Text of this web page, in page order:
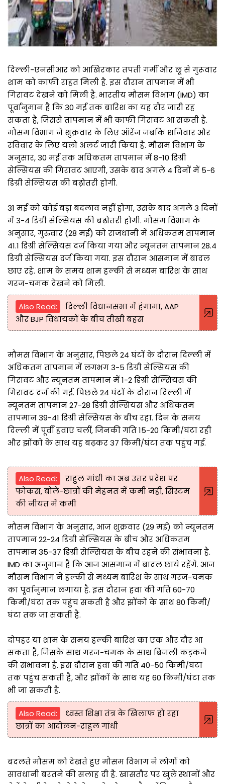
दिल्ली-एनसीआर को आखिरकार तपती गर्मी और लू से गुरूवार
शाम को काफी राहत मिली है. इस दौरान तापमान में भी
गिरावट देखने को मिली है. भारतीय मौसम विभाग (IMD) का
पूर्वानुमान है कि 30 मई तक बारिश का यह दौर जारी रह
सकता है, जिससे तापमान में भी काफी गिरावट आ सकती है.
मौसम विभाग ने शुक्रवार के लिए ऑरेंज जबकि शनिवार और
रविवार के लिए यलो अलर्ट जारी किया है. मौसम विभाग के
अनुसार, 30 मई तक अधिकतम तापमान में 8-10 डिग्री
सेल्सियस की गिरावट आएगी, उसके बाद अगले 4 दिनों में 5-6
डिग्री सेल्सियस की बढ़ोतरी होगी.
31 मई को कोई बड़ा बदलाव नहीं होगा, उसके बाद अगले 3 दिनों
में 3-4 डिग्री सेल्सियस की बढ़ोतरी होगी. मौसम विभाग के
अनुसार, गुरुवार (28 मई) को राजधानी में अधिकतम तापमान
41.1 डिग्री सेल्सियस दर्ज किया गया और न्यूनतम तापमान 28.4
डिग्री सेल्सियस दर्ज किया गया. इस दौरान आसमान में बादल
छाए रहे. शाम के समय शाम हल्की से मध्यम बारिश के साथ
गरज-चमक देखने को मिली.
Also Read:
दिल्ली विधानसभा में हंगामा, AAP
और BJP विधायकों के बीच तीखी बहस
मौमस विभाग के अनुसार, पिछले 24 घंटों के दौरान दिल्ली में
अधिकतम तापमान में लगभग 3-5 डिग्री सेल्सियस की
गिरावट और न्यूनतम तापमान में 1-2 डिग्री सेल्सियस की
गिरावट दर्ज की गई. पिछले 24 घंटों के दौरान दिल्ली में
न्यूनतम तापमान 27-28 डिग्री सेल्सियस और अधिकतम
तापमान 39-41 डिग्री सेल्सियस के बीच रहा. दिन के समय
दिल्ली में पूर्वी हवाएं चलीं, जिनकी गति 15-20 किमी/घंटा रही
और झोंको के साथ यह बढ़कर 37 किमी/घंटा तक पहुंच गई.
Also Read:
राहुल गांधी का अब उत्तर प्रदेश पर
फोकस, बोले-छात्रों की मेहनत में कमी नहीं, सिस्टम
की नीयत में कमी
मौसम विभाग के अनुसार, आज शुक्रवार (29 मई) को न्यूनतम
तापमान 22-24 डिग्री सेल्सियस के बीच और अधिकतम
तापमान 35-37 डिग्री सेल्सियस के बीच रहने की संभावना है.
IMD का अनुमान है कि आज आसमान में बादल छाये रहेंगे. आज
मौसम विभाग ने हल्की से मध्यम बारिश के साथ गरज-चमक
का पूर्वानुमान लगाया है. इस दौरान हवा की गति 60-70
किमी/घंटा तक पहुंच सकती है और झोंकों के साथ 80 किमी/
घंटा तक जा सकती है.
दोपहर या शाम के समय हल्की बारिश का एक और दौर आ
सकता है, जिसके साथ गरज-चमक के साथ बिजली कड़कने
की संभावना है. इस दौरान हवा की गति 40-50 किमी/घंटा
तक पहुंच सकती है, और झोंकों के साथ यह 60 किमी/घंटा तक
भी जा सकती है.
Also Read:
ध्वस्त शिक्षा तंत्र के खिलाफ हो रहा
छात्रों का आंदोलन-राहुल गांधी
बदलते मौसम को देखते हुए मौसम विभाग ने लोगों को
सावधानी बरतने की सलाह दी है. खासतौर पर खुले स्थानों और